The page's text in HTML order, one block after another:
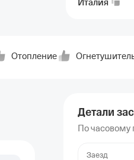
Италия
Отопление
Детали
По часовому
Заезд